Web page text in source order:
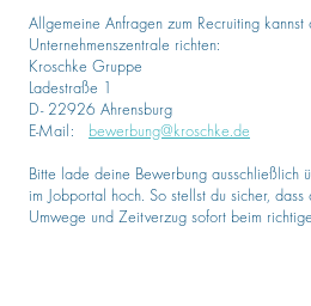
Allgemeine Anfragen zum Recruiting kannst
Unternehmenszentrale richten:
Kroschke Gruppe
Ladestraße 1
D- 22926 Ahrensburg
E-Mail: bewerbung@kroschke.de
Bitte lade deine Bewerbung ausschließlich
im Jobportal hoch. So stellst du sicher,
Umwege und Zeitverzug sofort beim